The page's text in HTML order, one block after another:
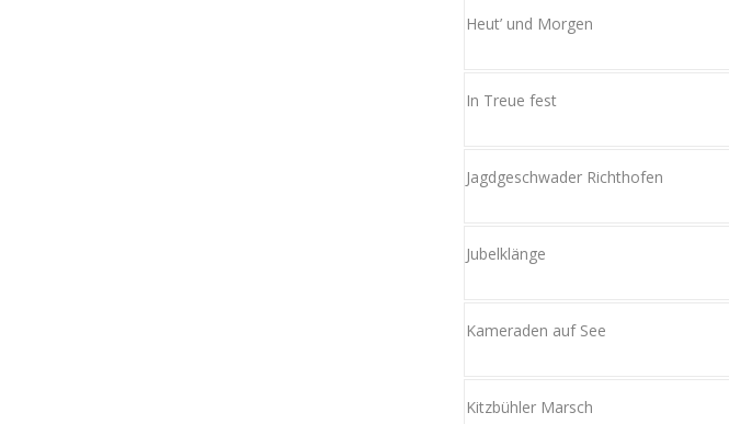
Heut’ und Morgen
In Treue fest
Jagdgeschwader Richthofen
Jubelklänge
Kameraden auf See
Kitzbühler Marsch